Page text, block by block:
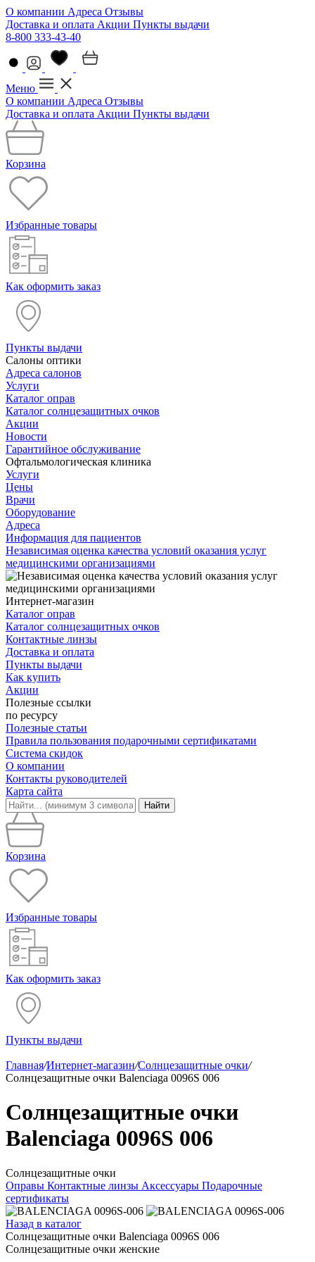
О компании Адреса Отзывы
Доставка и оплата Акции Пункты выдачи
8-800 333-43-40
Меню
О компании Адреса Отзывы
Доставка и оплата Акции Пункты выдачи
Корзина
Избранные товары
Как оформить заказ
Пункты выдачи
Салоны оптики
Адреса салонов
Услуги
Каталог оправ
Каталог солнцезащитных очков
Акции
Новости
Гарантийное обслуживание
Офтальмологическая клиника
Услуги
Цены
Врачи
Оборудование
Адреса
Информация для пациентов
Независимая оценка качества условий оказания услуг
медицинскими организациями
Интернет-магазин
Каталог оправ
Каталог солнцезащитных очков
Контактные линзы
Доставка и оплата
Пункты выдачи
Как купить
Акции
Полезные ссылки
по ресурсу
Полезные статьи
Правила пользования подарочными сертификатами
Система скидок
О компании
Контакты руководителей
Карта сайта
Найти
Корзина
Избранные товары
Как оформить заказ
Пункты выдачи
Главная/Интернет-магазин/Солнцезащитные очки/
Солнцезащитные очки Balenciaga 0096S 006
Солнцезащитные очки
Balenciaga 0096S 006
Солнцезащитные очки
Оправы Контактные линзы Аксессуары Подарочные
сертификаты
Назад в каталог
Солнцезащитные очки Balenciaga 0096S 006
Солнцезащитные очки женские